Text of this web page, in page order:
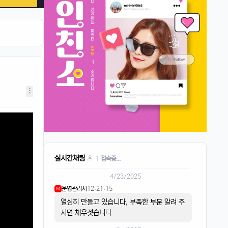
실시간채팅 1 접속중...
4 퍼프대디 07:30:50
한주 시작하는 월요일
M 운영관리자 08:05:01
오늘도 화이팅
4/21/2025
5 이유컴퍼니 08:28:58
비가 내리고
4/22/2025
음악이 흐르면
스피드AI20:15:59
리워드는 스피트AI
4/23/2025
M 운영관리자12:21:15
열심히 만들고 있습니다, 부족한 부분 알려 주
시면 채우겟습니다